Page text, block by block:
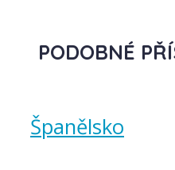
PODOBNÉ
Španělsko